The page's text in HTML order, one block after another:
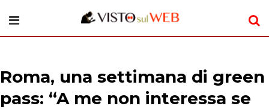
Roma, una settimana di green
pass: “A me non interessa se